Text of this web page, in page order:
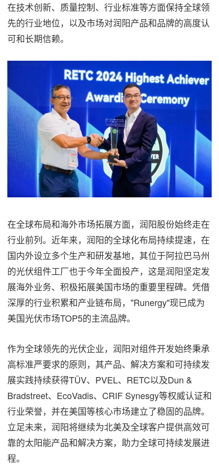
在技术创新、质量控制、行业标准等方面保持全球领
先的行业地位，以及市场对润阳产品和品牌的高度认
可和长期信赖。
在全球布局和海外市场拓展方面，润阳股份始终走在
行业前列。近年来，润阳的全球化布局持续提速，在
国内外设立多个生产和研发基地，其位于阿拉巴马州
的光伏组件工厂也于今年全面投产，这是润阳坚定发
展海外业务、积极拓展美国市场的重要里程碑。凭借
深厚的行业积累和产业链布局，"Runergy"现已成为
美国光伏市场TOP5的主流品牌。
作为全球领先的光伏企业，润阳对组件开发始终秉承
高标准严要求的原则，其产品、解决方案和可持续发
展实践持续获得TÜV、PVEL、RETC以及Dun &
Bradstreet、EcoVadis、CRIF Synesgy等权威认证和
行业荣誉，并在美国等核心市场建立了稳固的品牌。
立足未来，润阳将继续为北美及全球客户提供高效可
靠的太阳能产品和解决方案，助力全球可持续发展进
程。